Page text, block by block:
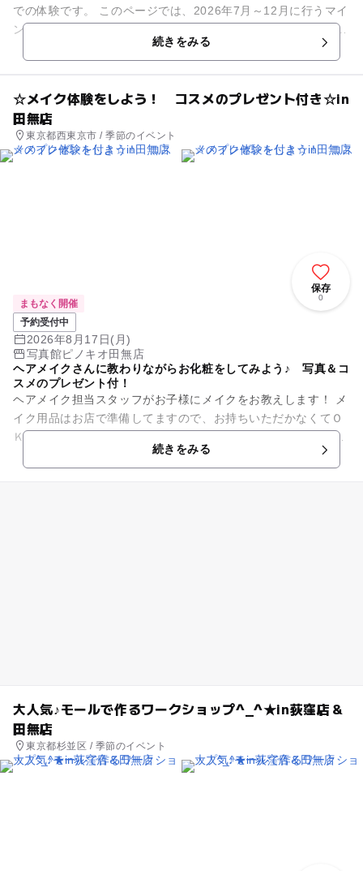
での体験です。 このページでは、2026年7月～12月に行うマイ
ンクラフトプログラミングの体験について書いています。 小学
続きをみる
☆メイク体験をしよう！ コスメのプレゼント付き☆in
田無店
東京都西東京市 / 季節のイベント
保存
0
まもなく開催
予約受付中
2026年8月17日(月)
写真館ピノキオ田無店
ヘアメイクさんに教わりながらお化粧をしてみよう♪ 写真＆コ
スメのプレゼント付！
ヘアメイク担当スタッフがお子様にメイクをお教えします！ メ
イク用品はお店で準備してますので、お持ちいただかなくてＯ
Ｋ！ メイクが完成したら、お写真も撮ります♪ 撮った写真＆コ
続きをみる
大人気♪モールで作るワークショップ^_^★in荻窪店＆
田無店
東京都杉並区 / 季節のイベント